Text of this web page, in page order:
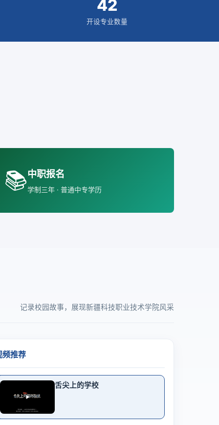
42
开设专业数量
📚中职报名
学制三年 · 普通中专学历
记录校园故事，展现新疆科技职业技术学院风采
频推荐
舌尖上的学校